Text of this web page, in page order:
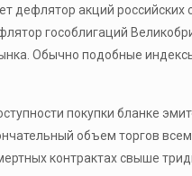
дефлятор акций российских
гособлигаций
Обычно подобные
покупки бланке
объем торгов
контрактах свыше